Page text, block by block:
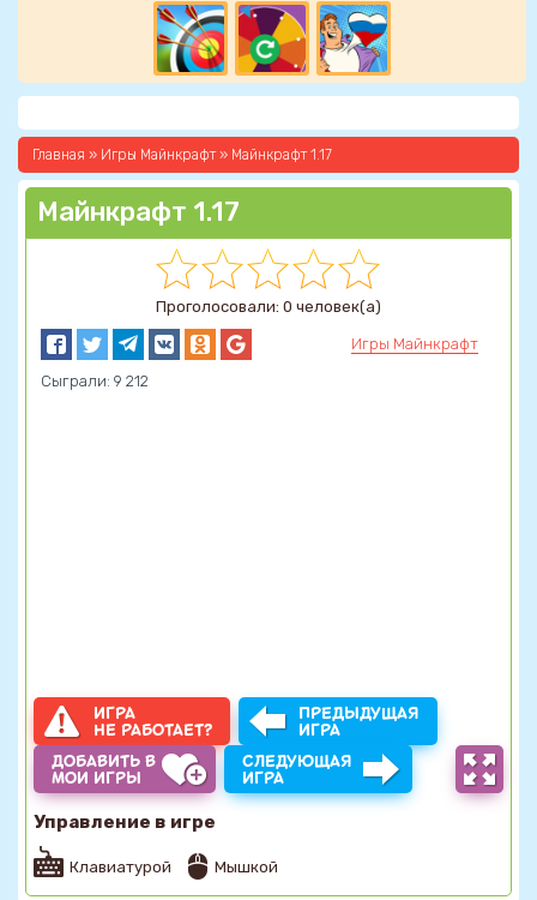
Главная » Игры Майнкрафт» Майнкрафт 1.17
Майнкрафт 1.17
Проголосовали: 0 человек(а)
Игры Майнкрафт
Сыграли: 9 212
ИГРА
НЕ РАБОТАЕТ?
ПРЕДЫДУЩАЯ
ИГРА
ДОБАВИТЬ В
МОИ ИГРЫ
СЛЕДУЮЩАЯ
ИГРА
Управление в игре
Клавиатурой Мышкой